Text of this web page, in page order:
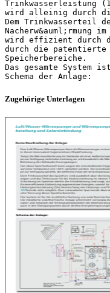
Trinkwasserleistung
wird alleinig durch
Dem Trinkwasserteil
Nacherw&auml;rmung
wird effizient durch
durch die patentierte
Speicherbereiche.
Das gesamte System
Zugehörige Unterlagen